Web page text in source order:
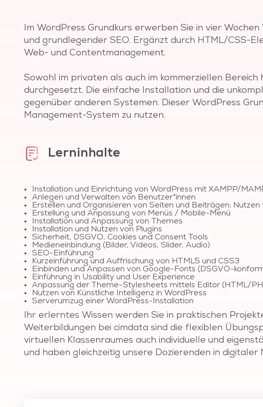
Im WordPress Grundkurs erwerben Sie in vier
und grundlegender SEO. Ergänzt durch HTML/CSS-
Web- und Contentmanagement.
Sowohl im privaten als auch im kommerziellen
durchgesetzt. Die einfache Installation und die
gegenüber anderen Systemen. Dieser WordPress
Management-System zu nutzen.
Lerninhalte
Installation und Einrichtung von WordPress mit XAMPP/
Anlegen und Verwalten von Benutzer*innen
Erstellen und Organisieren von Seiten und Beiträgen;
Erstellung und Anpassung von Menüs / Mobile-Menü
Installation und Anpassung von Themes
Installation und Nutzen von Plugins
Sicherheit, DSGVO, Cookies und Consent Tools
Medieneinbindung (Bilder, Videos, Slider, Audio)
SEO-Einführung
Kurzeinführung und Auffrischung von HTML5 und CSS3
Einbinden und Anpassen von Google-Fonts (DSGVO-
Einführung in Usability und User Experience
Anpassung der Theme-Stylesheets mittels Editor (HTML/
Nutzen von Künstliche Intelligenz in WordPress
Serverumzug einer WordPress-Installation
Ihr erlerntes Wissen werden Sie in praktischen
Weiterbildungen bei cimdata sind die flexiblen
virtuellen Klassenraumes auch individuelle und
und haben gleichzeitig unsere Dozierenden in digitaler